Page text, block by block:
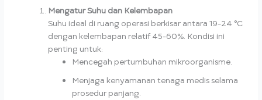
Mengatur Suhu dan Kelembapan
Suhu ideal di ruang operasi berkisar antara 19-24 °C
dengan kelembapan relatif 45-60%. Kondisi ini
penting untuk:
Mencegah pertumbuhan mikroorganisme.
Menjaga kenyamanan tenaga medis selama
prosedur panjang.